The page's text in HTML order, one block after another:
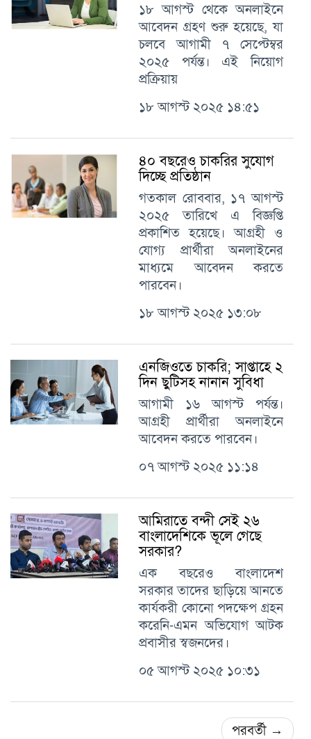
১৮ আগস্ট থেকে অনলাইনে
আবেদন গ্রহণ শুরু হয়েছে, যা
চলবে আগামী ৭ সেপ্টেম্বর
২০২৫ পর্যন্ত। এই নিয়োগ
প্রক্রিয়ায়
১৮ আগস্ট ২০২৫ ১৪:৫১
৪০ বছরেও চাকরির সুযোগ
দিচ্ছে প্রতিষ্ঠান
গতকাল রোববার, ১৭ আগস্ট
২০২৫ তারিখে এ বিজ্ঞপ্তি
প্রকাশিত হয়েছে। আগ্রহী ও
যোগ্য প্রার্থীরা অনলাইনের
মাধ্যমে আবেদন করতে
পারবেন।
১৮ আগস্ট ২০২৫ ১৩:০৮
এনজিওতে চাকরি; সাপ্তাহে ২
দিন ছুটিসহ নানান সুবিধা
আগামী ১৬ আগস্ট পর্যন্ত।
আগ্রহী প্রার্থীরা অনলাইনে
আবেদন করতে পারবেন।
০৭ আগস্ট ২০২৫ ১১:১৪
আমিরাতে বন্দী সেই ২৬
বাংলাদেশিকে ভূলে গেছে
সরকার?
এক বছরেও বাংলাদেশ
সরকার তাদের ছাড়িয়ে আনতে
কার্যকরী কোনো পদক্ষেপ গ্রহন
করেনি-এমন অভিযোগ আটক
প্রবাসীর স্বজনদের।
০৫ আগস্ট ২০২৫ ১০:৩১
পরবর্তী →